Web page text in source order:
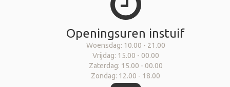
Openingsuren instuif
Woensdag: 10.00 - 21.00
Vrijdag: 15.00 - 00.00
Zaterdag: 15.00 - 00.00
Zondag: 12.00 - 18.00